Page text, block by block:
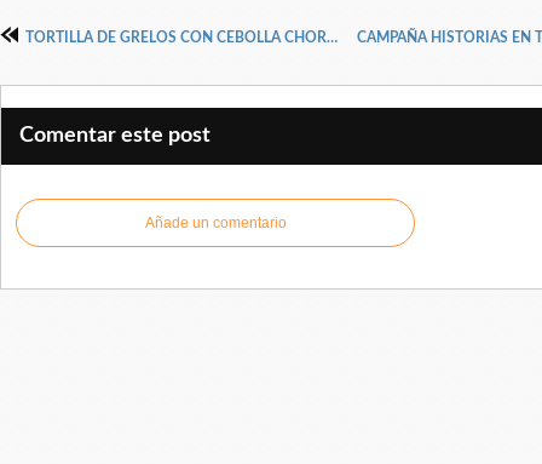
TORTILLA DE GRELOS CON CEBOLLA CHORIZO
Comentar este post
Añade un comentario